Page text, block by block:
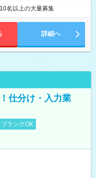
名以上の大量募集
詳細へ
仕分け・入力業
ブランクOK